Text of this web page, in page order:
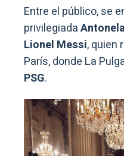
Entre el público, se
privilegiada
Lionel Messi, quien
París, donde La
PSG.